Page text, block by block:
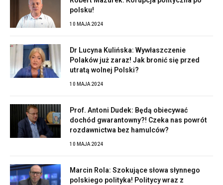
polsku!
10 MAJA 2024
Dr Lucyna Kulińska: Wywłaszczenie
Polaków już zaraz! Jak bronić się przed
utratą wolnej Polski?
10 MAJA 2024
Prof. Antoni Dudek: Będą obiecywać
dochód gwarantowny?! Czeka nas powrót
rozdawnictwa bez hamulców?
10 MAJA 2024
Marcin Rola: Szokujące słowa słynnego
polskiego polityka! Politycy wraz z